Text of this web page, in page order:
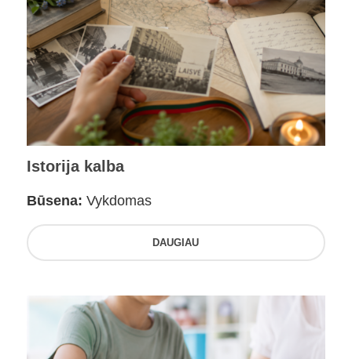
Istorija kalba
Būsena: Vykdomas
DAUGIAU